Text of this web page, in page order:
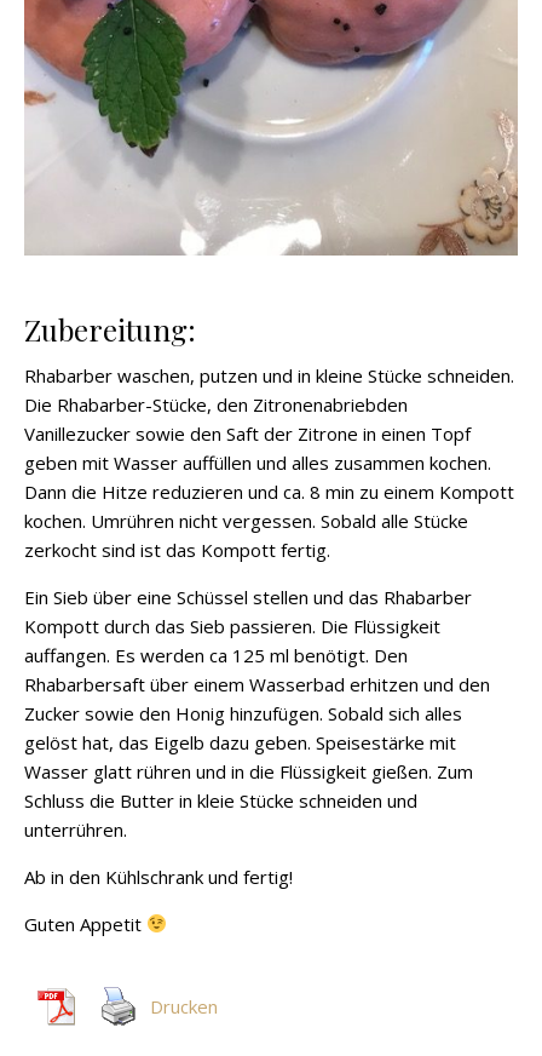
Zubereitung:
Rhabarber waschen, putzen und in kleine Stücke schneiden.
Die Rhabarber-Stücke, den Zitronenabriebden
Vanillezucker sowie den Saft der Zitrone in einen Topf
geben mit Wasser auffüllen und alles zusammen kochen.
Dann die Hitze reduzieren und ca. 8 min zu einem Kompott
kochen. Umrühren nicht vergessen. Sobald alle Stücke
zerkocht sind ist das Kompott fertig.
Ein Sieb über eine Schüssel stellen und das Rhabarber
Kompott durch das Sieb passieren. Die Flüssigkeit
auffangen. Es werden ca 125 ml benötigt. Den
Rhabarbersaft über einem Wasserbad erhitzen und den
Zucker sowie den Honig hinzufügen. Sobald sich alles
gelöst hat, das Eigelb dazu geben. Speisestärke mit
Wasser glatt rühren und in die Flüssigkeit gießen. Zum
Schluss die Butter in kleie Stücke schneiden und
unterrühren.
Ab in den Kühlschrank und fertig!
Guten Appetit
Drucken